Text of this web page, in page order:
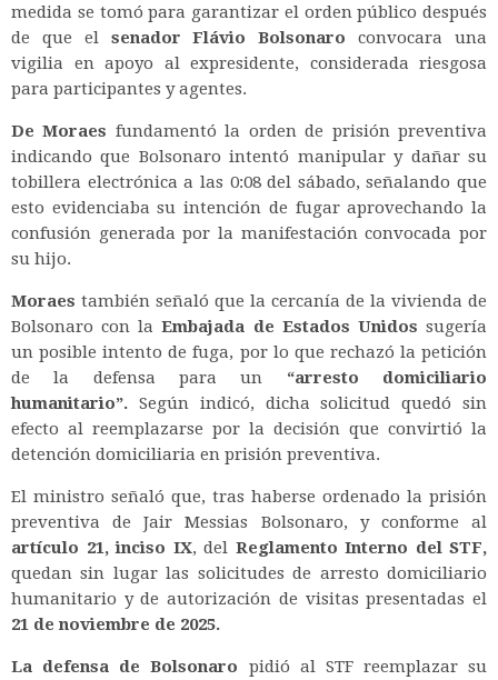
medida se tomó para garantizar el orden público después
de que el senador Flávio Bolsonaro convocara una
vigilia en apoyo al expresidente, considerada riesgosa
para participantes y agentes.
De Moraes fundamentó la orden de prisión preventiva
indicando que Bolsonaro intentó manipular y dañar su
tobillera electrónica a las 0:08 del sábado, señalando que
esto evidenciaba su intención de fugar aprovechando la
confusión generada por la manifestación convocada por
su hijo.
Moraes también señaló que la cercanía de la vivienda de
Bolsonaro con laEmbajada de Estados Unidos sugería
un posible intento de fuga, por lo que rechazó la petición
de la defensa para un “arresto domiciliario
humanitario”. Según indicó, dicha solicitud quedó sin
efecto al reemplazarse por la decisión que convirtió la
detención domiciliaria en prisión preventiva.
El ministro señaló que, tras haberse ordenado la prisión
preventiva de Jair Messias Bolsonaro, y conforme al
artículo 21, inciso IX, del Reglamento Interno del STF,
quedan sin lugar las solicitudes de arresto domiciliario
humanitario y de autorización de visitas presentadas el
21 de noviembre de 2025.
La defensa de Bolsonaro pidió al STF reemplazar su